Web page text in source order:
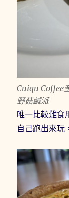
Cuiqu Coffee
野菇鹹派
唯一比較難食
自己跑出來玩